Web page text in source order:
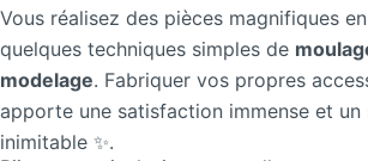
Vous réalisez des pièces magnifiques
quelques techniques simples de
modelage. Fabriquer vos propres
apporte une satisfaction immense et un
inimitable ✨.